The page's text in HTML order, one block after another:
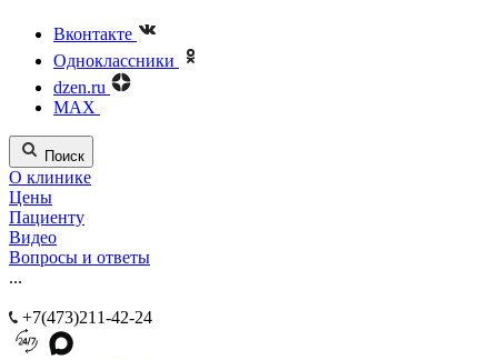
Вконтакте
Одноклассники
dzen.ru
MAX
Поиск
О клинике
Цены
Пациенту
Видео
Вопросы и ответы
...
+7(473)211-42-24